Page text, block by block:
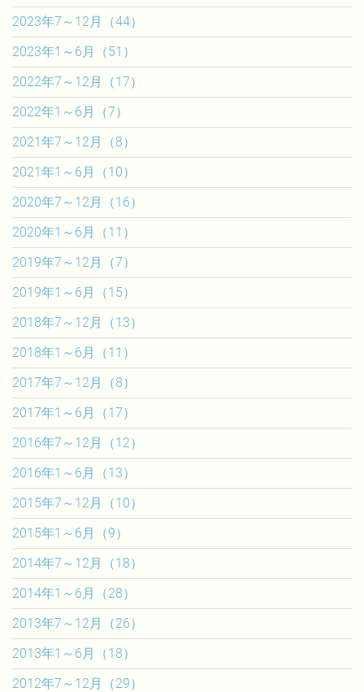
2023年7～12月（44）
2023年1～6月（51）
2022年7～12月（17）
2022年1～6月（7）
2021年7～12月（8）
2021年1～6月（10）
2020年7～12月（16）
2020年1～6月（11）
2019年7～12月（7）
2019年1～6月（15）
2018年7～12月（13）
2018年1～6月（11）
2017年7～12月（8）
2017年1～6月（17）
2016年7～12月（12）
2016年1～6月（13）
2015年7～12月（10）
2015年1～6月（9）
2014年7～12月（18）
2014年1～6月（28）
2013年7～12月（26）
2013年1～6月（18）
2012年7～12月（29）